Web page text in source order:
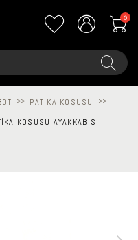
0
>> PATIKA KOŞUSU >>
KOŞUSU AYAKKABISI